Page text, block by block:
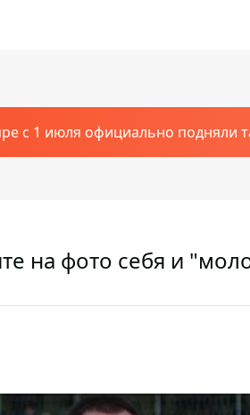
с 1 июля официально подняли
на фото себя и